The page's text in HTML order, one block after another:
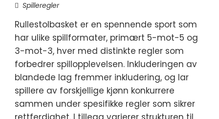
Spilleregler
Rullestolbasket er en spennende sport som
har ulike spillformater, primært 5-mot-5 og
3-mot-3, hver med distinkte regler som
forbedrer spillopplevelsen. Inkluderingen av
blandede lag fremmer inkludering, og lar
spillere av forskjellige kjønn konkurrere
sammen under spesifikke regler som sikrer